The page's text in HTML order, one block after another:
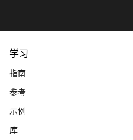
学习
指南
参考
示例
库